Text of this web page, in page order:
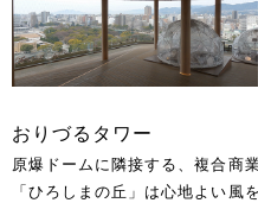
おりづるタワー
原爆ドームに隣接する、複合商
「ひろしまの丘」は心地よい風